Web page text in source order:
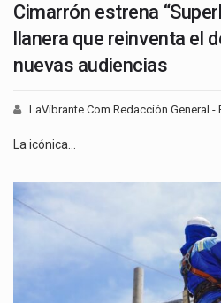
Cimarrón estrena
llanera que reinventa el
nuevas audiencias
LaVibrante.Com Redacción General -
La icónica…